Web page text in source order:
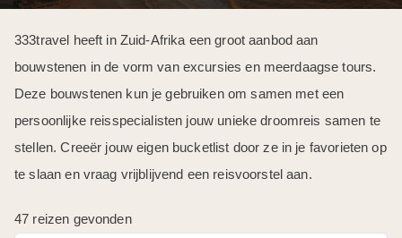
333travel heeft in Zuid-Afrika een groot aanbod aan
bouwstenen in de vorm van excursies en meerdaagse tours.
Deze bouwstenen kun je gebruiken om samen met een
persoonlijke reisspecialisten jouw unieke droomreis samen te
stellen. Creeër jouw eigen bucketlist door ze in je favorieten op
te slaan en vraag vrijblijvend een reisvoorstel aan.
47 reizen gevonden